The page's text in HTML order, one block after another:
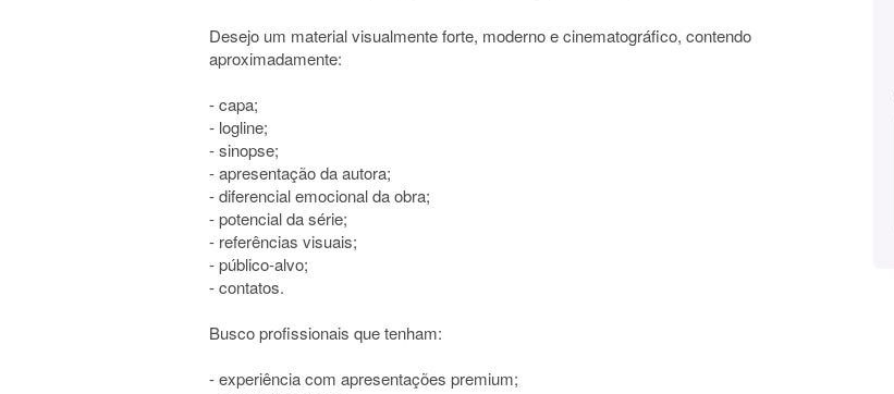
Desejo um material visualmente forte, moderno e cinematográfico, contendo
aproximadamente:
- capa;
- logline;
- sinopse;
- apresentação da autora;
- diferencial emocional da obra;
- potencial da série;
- referências visuais;
- público-alvo;
- contatos.
Busco profissionais que tenham:
- experiência com apresentações premium;